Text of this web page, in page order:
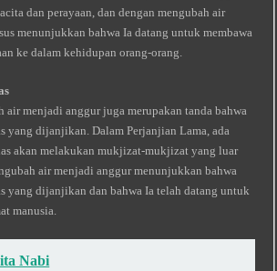
dan perayaan, dan dengan mengubah air
menunjukkan bahwa Ia datang untuk membawa
ke dalam kehidupan orang-orang.
air menjadi anggur juga merupakan tanda bahwa
yang dijanjikan. Dalam Perjanjian Lama, ada
akan melakukan mukjizat-mukjizat yang luar
air menjadi anggur menunjukkan bahwa
yang dijanjikan dan bahwa Ia telah datang untuk
manusia.
Nabi